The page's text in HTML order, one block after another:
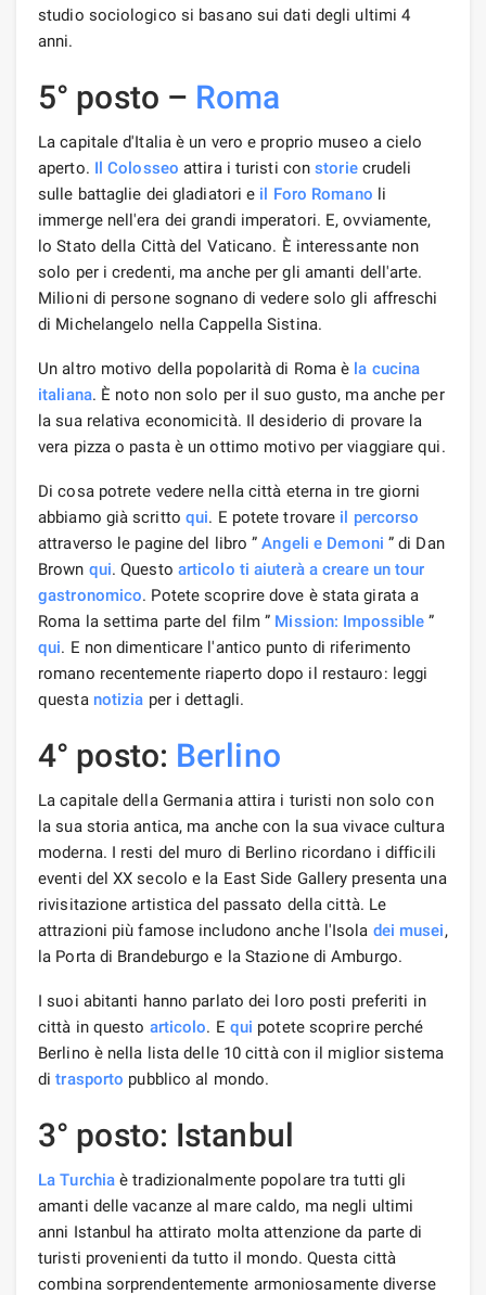
studio sociologico si basano sui dati degli ultimi 4
anni.
5° posto – Roma
La capitale d'Italia è un vero e proprio museo a cielo
aperto. Il Colosseo attira i turisti constoriecrudeli
sulle battaglie dei gladiatori e il Foro Romano li
immerge nell'era dei grandi imperatori. E, ovviamente,
lo Stato della Città del Vaticano. È interessante non
solo per i credenti, ma anche per gli amanti dell'arte.
Milioni di persone sognano di vedere solo gli affreschi
di Michelangelo nella Cappella Sistina.
Un altro motivo della popolarità di Roma è la cucina
italiana. È noto non solo per il suo gusto, ma anche per
la sua relativa economicità. Il desiderio di provare la
vera pizza o pasta è un ottimo motivo per viaggiare qui.
Di cosa potrete vedere nella città eterna in tre giorni
abbiamo già scritto qui. E potete trovare il percorso
attraverso le pagine del libro ”Angeli e Demoni ” di Dan
Brown qui. Questo articolo ti aiuterà a creare un tour
gastronomico. Potete scoprire dove è stata girata a
Roma la settima parte del film ” Mission: Impossible ”
qui. E non dimenticare l'antico punto di riferimento
romano recentemente riaperto dopo il restauro: leggi
questa notizia per i dettagli.
4° posto: Berlino
La capitale della Germania attira i turisti non solo con
la sua storia antica, ma anche con la sua vivace cultura
moderna. I resti del muro di Berlino ricordano i difficili
eventi del XX secolo e la East Side Gallery presenta una
rivisitazione artistica del passato della città. Le
attrazioni più famose includono anche l'Isola dei musei,
la Porta di Brandeburgo e la Stazione di Amburgo.
I suoi abitanti hanno parlato dei loro posti preferiti in
città in questo articolo. E qui potete scoprire perché
Berlino è nella lista delle 10 città con il miglior sistema
ditrasporto pubblico al mondo.
3° posto: Istanbul
La Turchia è tradizionalmente popolare tra tutti gli
amanti delle vacanze al mare caldo, ma negli ultimi
anni Istanbul ha attirato molta attenzione da parte di
turisti provenienti da tutto il mondo. Questa città
combina sorprendentemente armoniosamente diverse